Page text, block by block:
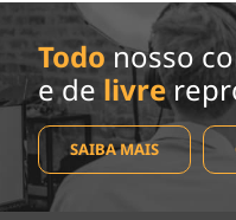
Todo nosso
e de livre
SAIBA MAIS